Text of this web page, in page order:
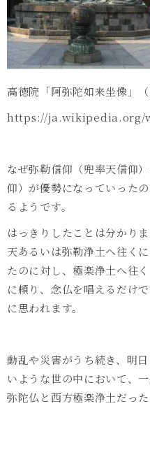
高徳院「阿弥陀如来坐像」（
https://ja.wikipedia.org/
なぜ弥勒信仰（兜率天信仰
仰）が優勢になっていった
るようです。
はっきりしたことは分かり
天あるいは弥勒浄土へ往く
たのに対し、極楽浄土へ往
に頼り、念仏を唱えるだけ
に思われます。
動乱や災害がうち続き、明
いような世の中において、
弥陀仏と西方極楽浄土だっ